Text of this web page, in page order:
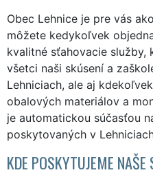
Obec Lehnice je pre vás
môžete kedykoľvek
kvalitné sťahovacie služby,
všetci naši skúsení a
Lehniciach, ale aj
obalových materiálov a
je automatickou súčasťou
poskytovaných v
KDE POSKYTUJEME NAŠE